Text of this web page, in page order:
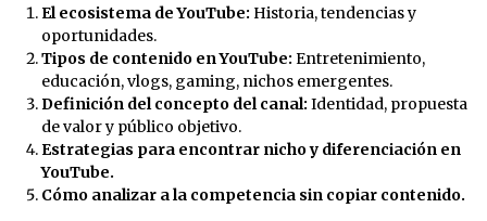
El ecosistema de YouTube: Historia, tendencias y
oportunidades.
Tipos de contenido en YouTube: Entretenimiento,
educación, vlogs, gaming, nichos emergentes.
Definición del concepto del canal: Identidad, propuesta
de valor y público objetivo.
Estrategias para encontrar nicho y diferenciación en
YouTube.
Cómo analizar a la competencia sin copiar contenido.